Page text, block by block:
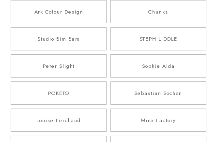
Ark Colour Design Chunks
Studio Bim Bam STEPH LIDDLE
Peter Slight Sophie Alda
POKETO Sebastian Sochan
Louise Ferchaud Minx Factory